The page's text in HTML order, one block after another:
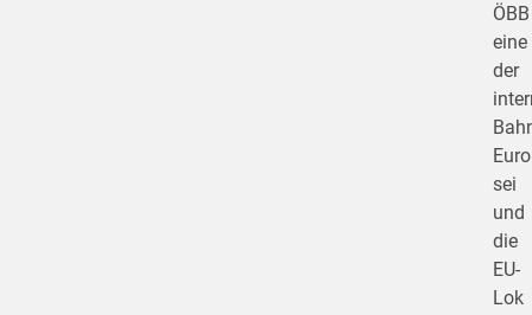
ÖBB
eine
der
sei
und
die
EU-
Lok